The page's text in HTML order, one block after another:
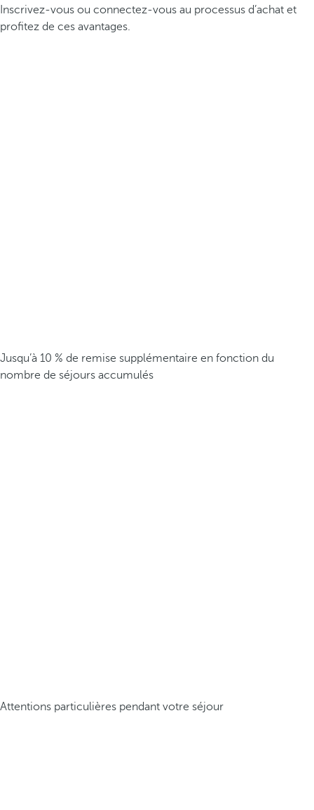
Inscrivez-vous ou connectez-vous au processus d’achat et
profitez de ces avantages.
Jusqu’à 10 % de remise supplémentaire en fonction du
nombre de séjours accumulés
Attentions particulières pendant votre séjour